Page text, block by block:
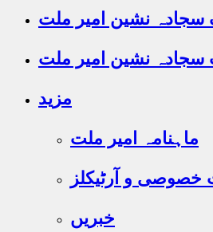
نشین امیر ملت
سجادہ نشین امیر ملت
مزید
ماہنامہ امیر ملت
خصوصی و آرٹیکلز
خبریں